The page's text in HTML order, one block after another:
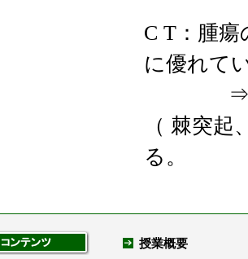
C T：腫
に優れて
⇒悪性
（ 棘突
る。
授業概要